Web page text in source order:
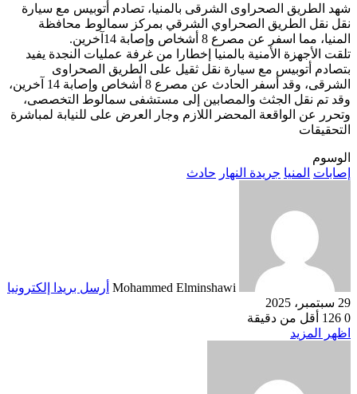
شهد الطريق الصحراوى الشرقى بالمنيا، تصادم أتوبيس مع سيارة
نقل نقل الطريق الصحراوي الشرقي بمركز سمالوط محافظة
المنيا، مما اسفر عن مصرع 8 أشخاص وإصابة 14آخرين.
تلقت الأجهزة الأمنية بالمنيا إخطارا من غرفة عمليات النجدة يفيد
بتصادم أتوبيس مع سيارة نقل ثقيل على الطريق الصحراوى
الشرقى، وقد أسفر الحادث عن مصرع 8 أشخاص وإصابة 14 آخرين،
وقد تم نقل الجثث والمصابين إلى مستشفى سمالوط التخصصى،
وتحرر عن الواقعة المحضر اللازم وجار العرض على للنيابة لمباشرة
التحقيقات
الوسوم
إصابات المنيا جريدة النهار حادث
Mohammed Elminshawi أرسل بريدا إلكترونيا
29 سبتمبر، 2025
0
أقل من دقيقة
اظهر المزيد